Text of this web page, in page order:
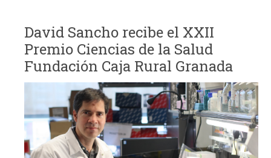
David Sancho recibe el XXII
Premio Ciencias de la Salud
Fundación Caja Rural Granada